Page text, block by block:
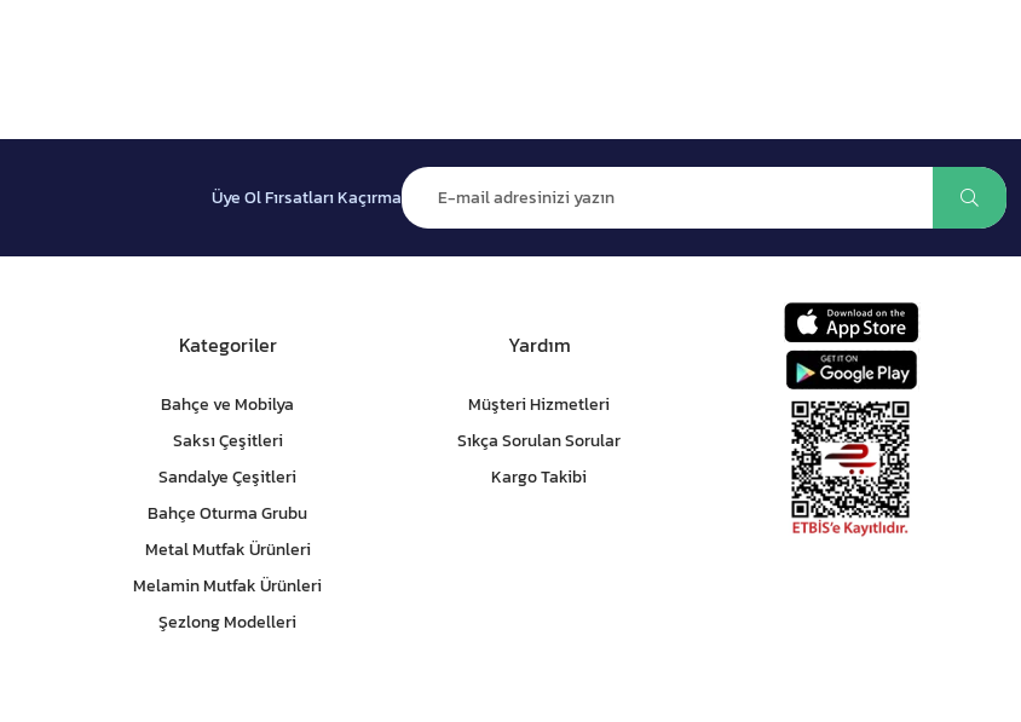
Üye Ol Fırsatları Kaçırma
Kategoriler
Bahçe ve Mobilya
Saksı Çeşitleri
Sandalye Çeşitleri
Bahçe Oturma Grubu
Metal Mutfak Ürünleri
Melamin Mutfak Ürünleri
Şezlong Modelleri
Yardım
Müşteri Hizmetleri
Sıkça Sorulan Sorular
Kargo Takibi